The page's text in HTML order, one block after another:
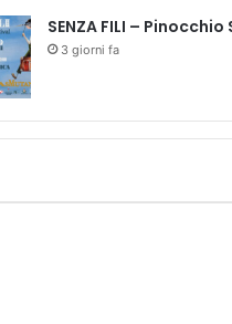
SENZA FILI –
3 giorni fa